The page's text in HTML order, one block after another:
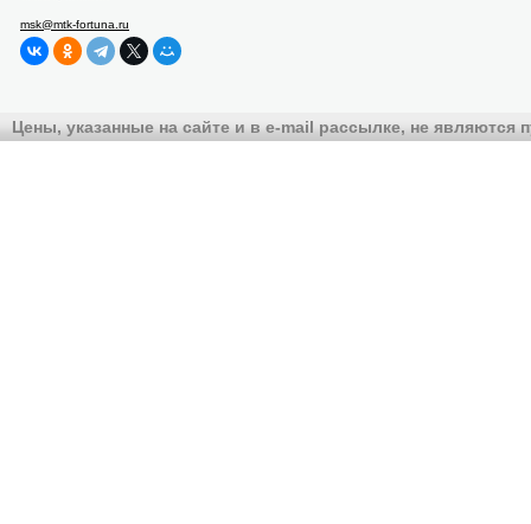
msk@mtk-fortuna.ru
Цены, указанные на сайте и в e-mail рассылке, не являются